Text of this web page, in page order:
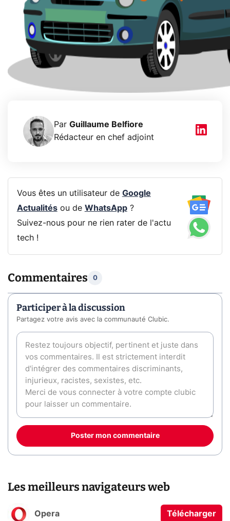
Par Guillaume Belfiore
Rédacteur en chef adjoint
Vous êtes un utilisateur de Google
Actualitésou de WhatsApp?
Suivez-nous pour ne rien rater de l'actu
tech !
Commentaires 0
Participer à la discussion
Partagez votre avis avec la communauté Clubic.
Poster mon commentaire
Les meilleurs navigateurs web
Opera Télécharger